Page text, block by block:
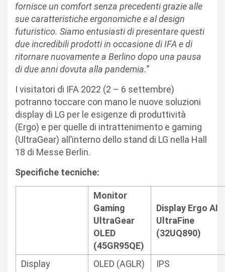
fornisce un comfort senza precedenti grazie alle
sue caratteristiche ergonomiche e al design
futuristico. Siamo entusiasti di presentare questi
due incredibili prodotti in occasione di IFA e di
ritornare nuovamente a Berlino dopo una pausa
di due anni dovuta alla pandemia.”
I visitatori di IFA 2022 (2 – 6 settembre)
potranno toccare con mano le nuove soluzioni
display di LG per le esigenze di produttività
(Ergo) e per quelle di intrattenimento e gaming
(UltraGear) all’interno dello stand di LG nella Hall
18 di Messe Berlin.
Specifiche tecniche:
Monitor
Gaming
UltraGear
OLED
(45GR95QE)
Display Ergo AI
UltraFine
(32UQ890)
Display OLED (AGLR)
IPS